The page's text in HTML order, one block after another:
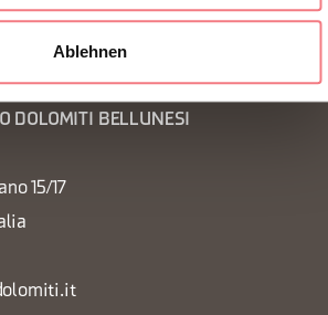
Ablehnen
DOLOMITI BELLUNESI
15/17